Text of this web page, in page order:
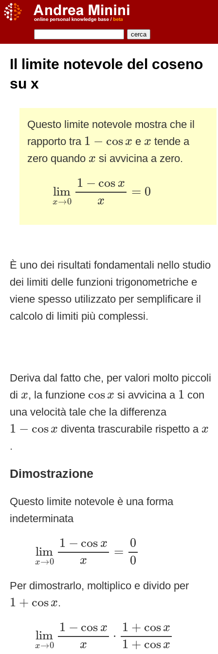
Il limite notevole del coseno
su x
Questo limite notevole mostra che il
rapporto tra 1 − cos x
1 cos x e x
x tende a
zero quando x
x si avvicina a zero.
lim
x→0
1 − cos x
x
= 0
→ 1−cos
È uno dei risultati fondamentali nello studio
dei limiti delle funzioni trigonometriche e
viene spesso utilizzato per semplificare il
calcolo di limiti più complessi.
Deriva dal fatto che, per valori molto piccoli
di x
x, la funzione cos x
cosx si avvicina a 1
1 con
una velocità tale che la differenza
1 − cos x
1 cos x diventa trascurabile rispetto a x
x
.
Dimostrazione
Questo limite notevole è una forma
indeterminata
lim
x→0
1 − cos x
x
=
0
0
→ 1− cos =0
Per dimostrarlo, moltiplico e divido per
1 + cos x
1 +cos x .
lim
x→0
1 − cos x
x
⋅
1 + cos x
1 + cos x
→ 1− cos x⋅ + cos x1